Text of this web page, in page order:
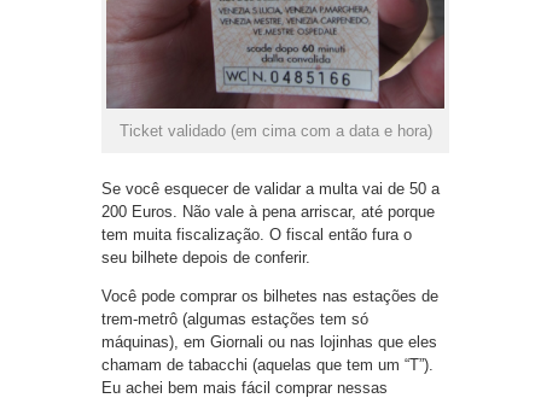
Ticket validado (em cima com a data e hora)
Se você esquecer de validar a multa vai de 50 a
200 Euros. Não vale à pena arriscar, até porque
tem muita fiscalização. O fiscal então fura o
seu bilhete depois de conferir.
Você pode comprar os bilhetes nas estações de
trem-metrô (algumas estações tem só
máquinas), em Giornali ou nas lojinhas que eles
chamam de tabacchi (aquelas que tem um “T”).
Eu achei bem mais fácil comprar nessas